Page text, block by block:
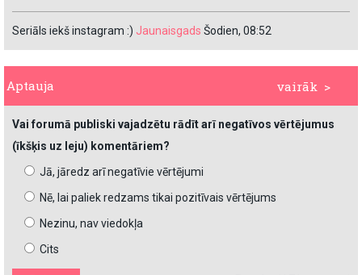
Seriāls iekš instagram :) Jaunaisgads Šodien, 08:52
vairāk >
Aptauja
Vai forumā publiski vajadzētu rādīt arī negatīvos vērtējumus
(īkšķis uz leju) komentāriem?
Jā, jāredz arī negatīvie vērtējumi
Nē, lai paliek redzams tikai pozitīvais vērtējums
Nezinu, nav viedokļa
Cits